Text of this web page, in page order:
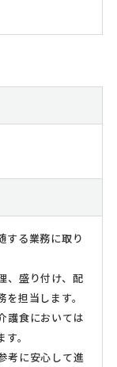
する業務に取り
、盛り付け、配
担当します。
護食においては
。
考に安心して進